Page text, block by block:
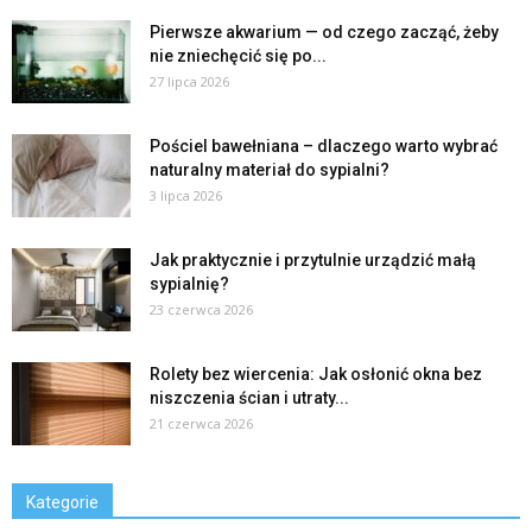
Pierwsze akwarium — od czego zacząć, żeby
nie zniechęcić się po...
27 lipca 2026
Pościel bawełniana – dlaczego warto wybrać
naturalny materiał do sypialni?
3 lipca 2026
Jak praktycznie i przytulnie urządzić małą
sypialnię?
23 czerwca 2026
Rolety bez wiercenia: Jak osłonić okna bez
niszczenia ścian i utraty...
21 czerwca 2026
Kategorie